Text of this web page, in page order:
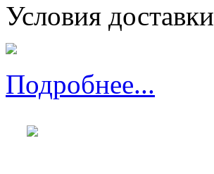
Условия доставки
Подробнее...